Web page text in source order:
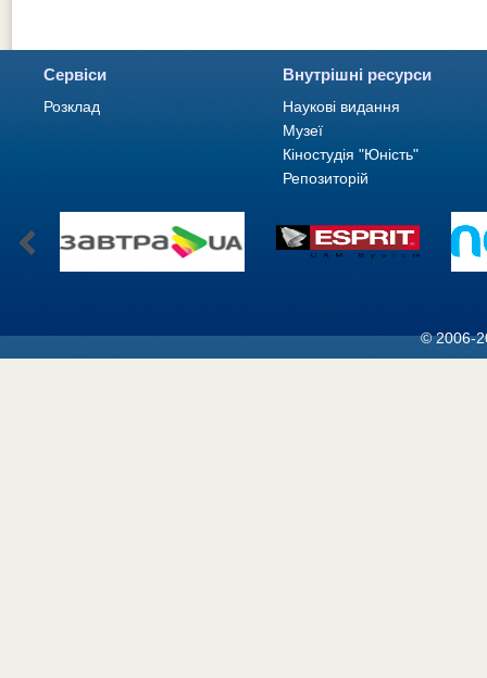
Сервіси
Розклад
Внутрішні ресурси
Наукові видання
Музеї
Кіностудія "Юність"
Репозиторій
© 2006-